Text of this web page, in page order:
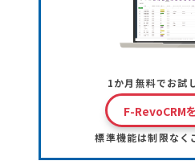
1か月無料でお試
F-RevoCRM
標準機能は制限なく